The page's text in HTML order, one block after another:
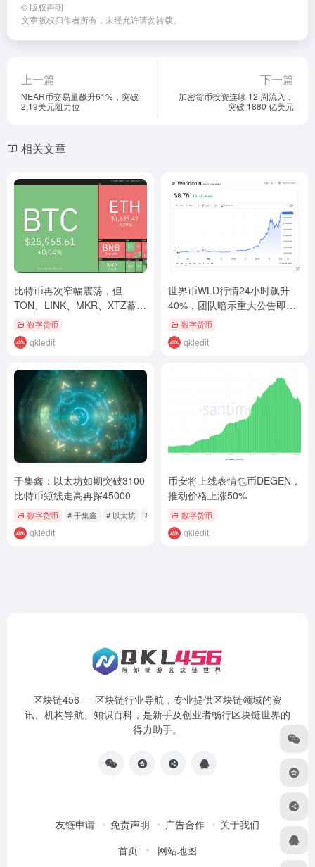
© 版权声明
文章版权归作者所有，未经允许请勿转载。
上一篇
NEAR币交易量飙升61%，突破
2.19美元阻力位
下一篇
加密货币投资连续 12 周流入，
突破 1880 亿美元
相关文章
比特币再次窄幅震荡，但
TON、LINK、MKR、XTZ蓄势
待发数字货币
qkledit
世界币WLD行情24小时飙升
40%，团队暗示重大公告即将
到来数字货币
qkledit
于集鑫：以太坊如期突破3100
比特币短线走高再探45000
数字货币 # 于集鑫 # 以太坊 # 比特币
qkledit
币安将上线表情包币DEGEN，
推动价格上涨50%
数字货币
qkledit
区块链456 — 区块链行业导航，专业提供区块链领域的资
讯、机构导航、知识百科，是新手及创业者畅行区块链世界的
得力助手。
友链申请 免责声明 广告合作
关于我们
首页
网站地图